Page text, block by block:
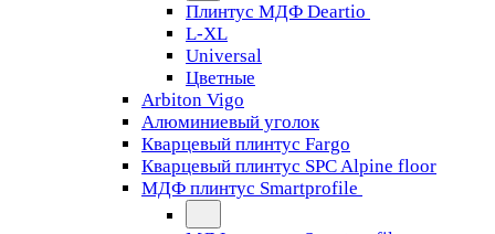
Плинтус МДФ Deartio
L-XL
Universal
Цветные
Arbiton Vigo
Алюминиевый уголок
Кварцевый плинтус Fargo
Кварцевый плинтус SPC Alpine floor
МДФ плинтус Smartprofile